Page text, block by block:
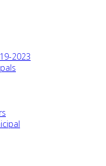
2023